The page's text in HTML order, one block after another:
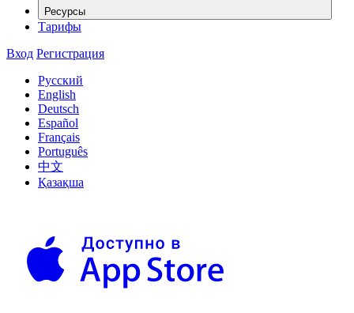
Ресурсы
Тарифы
Вход Регистрация
Русский
English
Deutsch
Español
Français
Português
中文
Қазақша